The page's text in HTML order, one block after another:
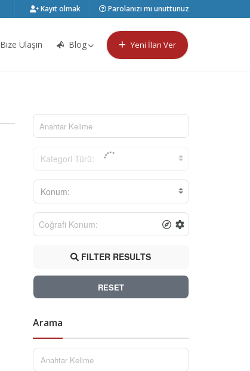
Kayıt olmak Parolanızı mı unuttunuz
Bize Ulaşın Blog Yeni İlan Ver
Kategori Türü:
Konum:
FILTER RESULTS
RESET
Arama